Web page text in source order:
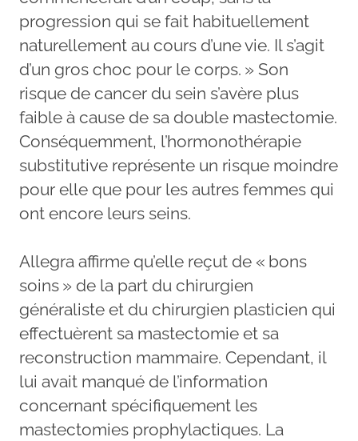
progression qui se fait habituellement
naturellement au cours d’une vie. Il s’agit
d’un gros choc pour le corps. » Son
risque de cancer du sein s’avère plus
faible à cause de sa double mastectomie.
Conséquemment, l’hormonothérapie
substitutive représente un risque moindre
pour elle que pour les autres femmes qui
ont encore leurs seins.
Allegra affirme qu’elle reçut de « bons
soins » de la part du chirurgien
généraliste et du chirurgien plasticien qui
effectuèrent sa mastectomie et sa
reconstruction mammaire. Cependant, il
lui avait manqué de l’information
concernant spécifiquement les
mastectomies prophylactiques. La